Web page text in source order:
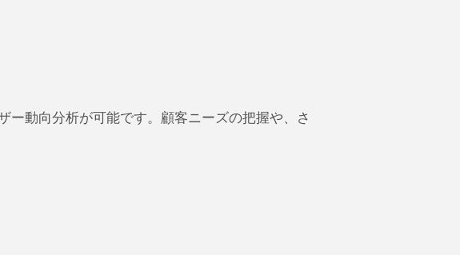
動向分析が可能です。顧客ニーズの把握や、さ